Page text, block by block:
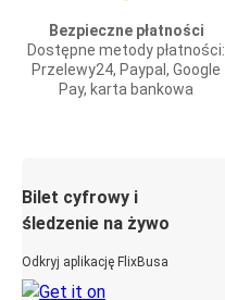
Bezpieczne płatności
Dostępne metody płatności:
Przelewy24, Paypal, Google
Pay, karta bankowa
Bilet cyfrowy i
śledzenie na żywo
Odkryj aplikację FlixBusa